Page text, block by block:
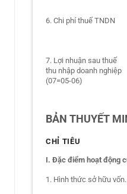
6. Chi phí thuế TNDN
7. Lợi nhuận sau thuế
thu nhập doanh nghiệp
(07=05-06)
BẢN THUYẾT
CHỈ TIÊU
I. Đặc điểm hoạt động
1. Hình thức sở hữu vốn.